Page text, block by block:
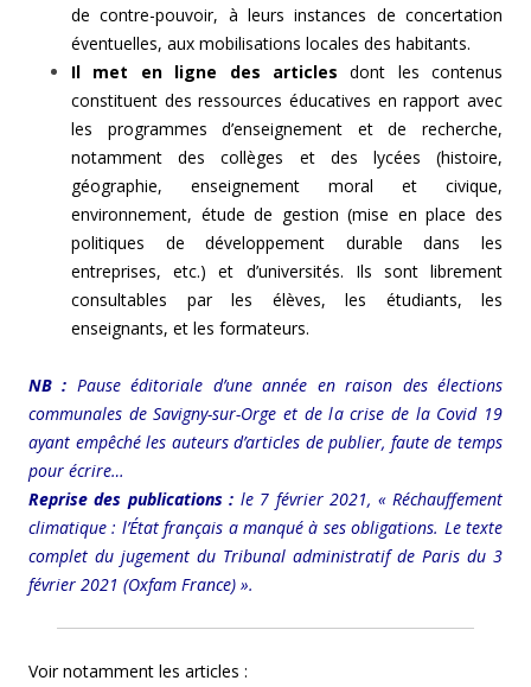
de contre-pouvoir, à leurs instances de concertation
éventuelles, aux mobilisations locales des habitants.
Il met en ligne des articles dont les contenus
constituent des ressources éducatives en rapport avec
les programmes d’enseignement et de recherche,
notamment des collèges et des lycées (histoire,
géographie, enseignement moral et civique,
environnement, étude de gestion (mise en place des
politiques de développement durable dans les
entreprises, etc.) et d’universités. Ils sont librement
consultables par les élèves, les étudiants, les
enseignants, et les formateurs.
NB : Pause éditoriale d’une année en raison des élections
communales de Savigny-sur-Orge et de la crise de la Covid 19
ayant empêché les auteurs d’articles de publier, faute de temps
pour écrire…
Reprise des publications : le 7 février 2021, « Réchauffement
climatique : l’État français a manqué à ses obligations. Le texte
complet du jugement du Tribunal administratif de Paris du 3
février 2021 (Oxfam France) ».
Voir notamment les articles :